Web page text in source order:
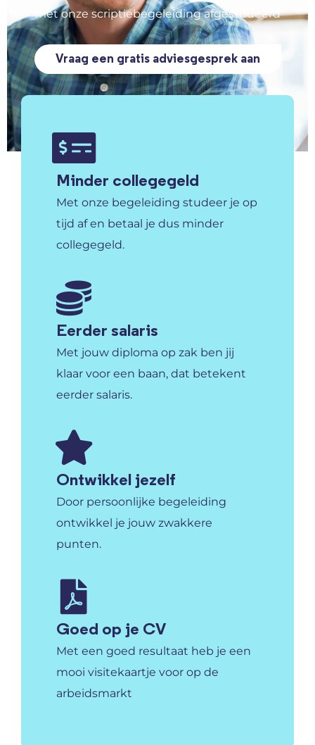
met onze scriptiebegeleiding afgestudeerd
Vraag een gratis adviesgesprek aan
Minder collegegeld
Met onze begeleiding studeer je op
tijd af en betaal je dus minder
collegegeld.
Eerder salaris
Met jouw diploma op zak ben jij
klaar voor een baan, dat betekent
eerder salaris.
Ontwikkel jezelf
Door persoonlijke begeleiding
ontwikkel je jouw zwakkere
punten.
Goed op je CV
Met een goed resultaat heb je een
mooi visitekaartje voor op de
arbeidsmarkt